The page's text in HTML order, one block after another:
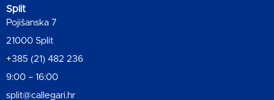
Split
Pojišanska 7
21000 Split
+385 (21) 482 236
9:00 – 16:00
split@callegari.hr